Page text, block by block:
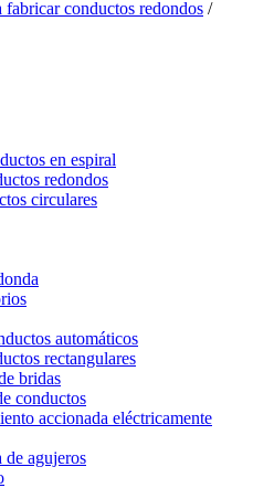
fabricar conductos redondos /
en espiral
redondos
circulares
automáticos
rectangulares
bridas
conductos
accionada eléctricamente
agujeros